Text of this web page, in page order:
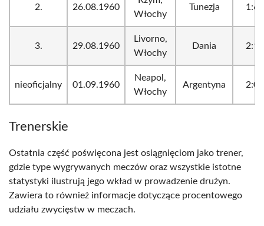
2. 26.08.1960
Włochy
Tunezja 1:6
3. 29.08.1960
Livorno,
Włochy
Dania 2:1
nieoficjalny 01.09.1960
Neapol,
Włochy
Argentyna 2:0
Trenerskie
Ostatnia część poświęcona jest osiągnięciom jako trener,
gdzie type wygrywanych meczów oraz wszystkie istotne
statystyki ilustrują jego wkład w prowadzenie drużyn.
Zawiera to również informacje dotyczące procentowego
udziału zwycięstw w meczach.